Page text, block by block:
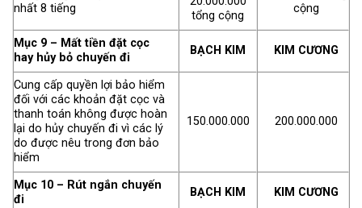
nhất 8 tiếng
tổng cộng
cộng
Mục 9 – Mất tiền đặt cọc
hay hủy bỏ chuyến đi
BẠCH KIM KIM CƯƠNG
Cung cấp quyền lợi bảo hiểm
đối với các khoản đặt cọc và
thanh toán không được hoàn
lại do hủy chuyến đi vì các lý
do được nêu trong đơn bảo
hiểm
150.000.000 200.000.000
Mục 10 – Rút ngắn chuyến
đi
BẠCH KIM KIM CƯƠNG